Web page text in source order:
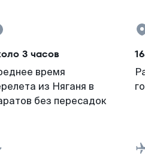
3 часов
время
из Няганя в
без пересадок